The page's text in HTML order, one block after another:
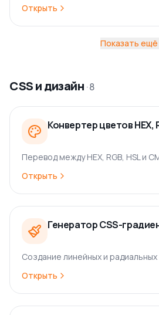
Открыть
Показать ещё
CSS и дизайн ·8
Конвертер цветов HEX,
Перевод между HEX, RGB, HSL и
Открыть
Генератор CSS-
Создание линейных и
Открыть